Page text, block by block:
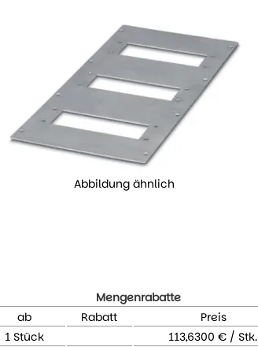
Abbildung ähnlich
Mengenrabatte
ab
Rabatt
Preis
1 Stück
113,6300 € / Stk.